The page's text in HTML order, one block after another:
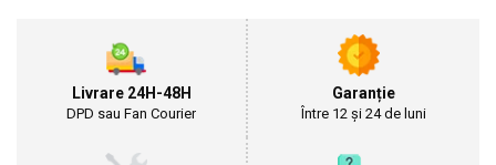
Scule Pentru Construcții
Betoniere
Ciocane rotopercutoare
Livrare 24H-48H
DPD sau Fan Courier
Garanție
Între 12 și 24 de luni